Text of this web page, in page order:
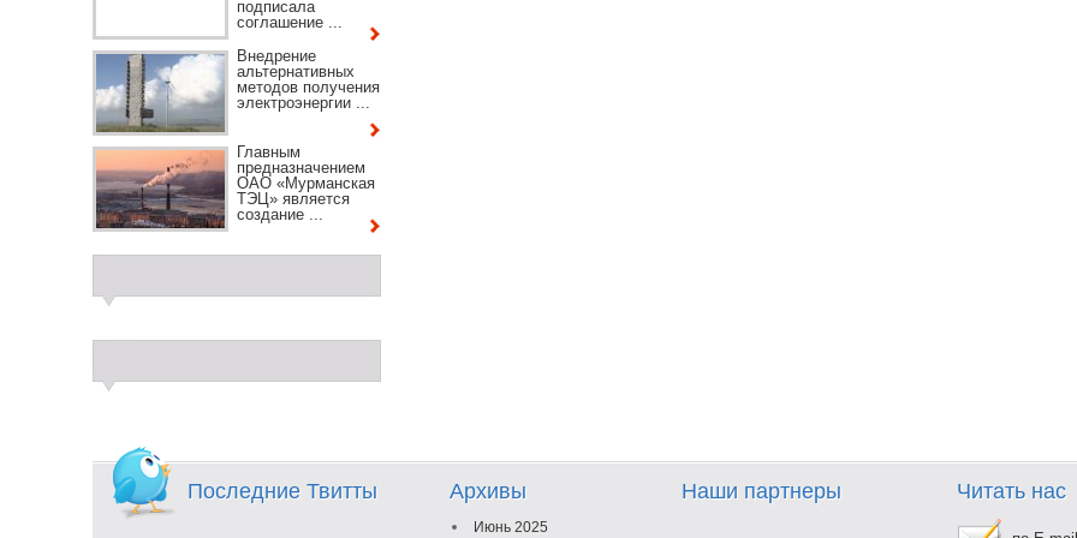
подписала
соглашение ...
Внедрение
альтернативных
методов получения
электроэнергии ...
Главным
предназначением
ОАО «Мурманская
ТЭЦ» является
создание ...
Последние Твитты Архивы
Июнь 2025
Наши партнеры Читать нас